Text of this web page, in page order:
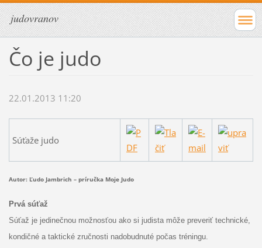
judovranov
Čo je judo
22.01.2013 11:20
Súťaže judo
Autor: Ľudo Jambrich – príručka Moje Judo
Prvá súťaž
Súťaž je jedinečnou možnosťou ako si judista môže preveriť technické,
kondičné a taktické zručnosti nadobudnuté počas tréningu.